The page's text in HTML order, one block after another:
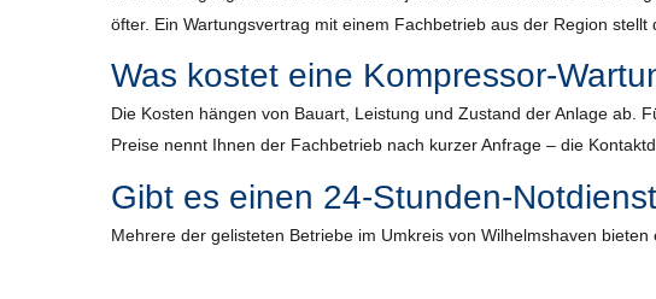
öfter. Ein Wartungsvertrag mit einem Fachbetrieb aus der Region stellt
Was kostet eine Kompressor-
Die Kosten hängen von Bauart, Leistung und Zustand der Anlage ab.
Preise nennt Ihnen der Fachbetrieb nach kurzer Anfrage – die
Gibt es einen 24-Stunden-
Mehrere der gelisteten Betriebe im Umkreis von Wilhelmshaven